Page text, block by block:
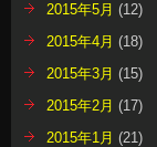
2015年5月 (12)
2015年4月 (18)
2015年3月 (15)
2015年2月 (17)
2015年1月 (21)